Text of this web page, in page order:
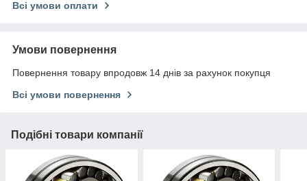
Всі умови оплати
Умови повернення
Повернення товару впродовж 14 днів за рахунок покупця
Всі умови повернення
Подібні товари компанії